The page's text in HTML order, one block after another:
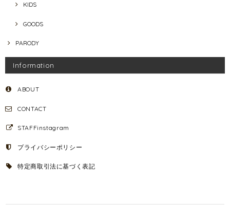
KIDS
GOODS
PARODY
Information
ABOUT
CONTACT
STAFFinstagram
プライバシーポリシー
特定商取引法に基づく表記